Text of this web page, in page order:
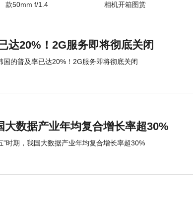
款50mm f/1.4
相机开箱图赏
达20%！2G服务即将彻底关闭
国的普及率已达20%！2G服务即将彻底关闭
大数据产业年均复合增长率超30%
”时期，我国大数据产业年均复合增长率超30%